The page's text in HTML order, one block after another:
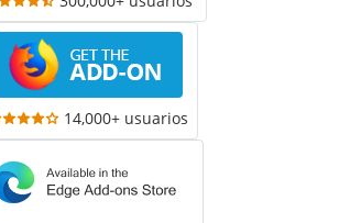
14,000+ usuarios